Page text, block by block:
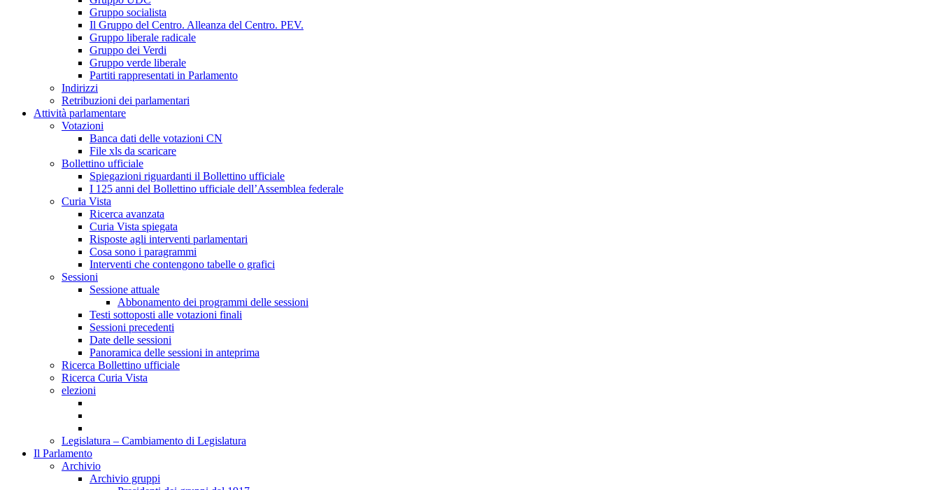
Gruppo socialista
Il Gruppo del Centro. Alleanza del Centro. PEV.
Gruppo liberale radicale
Gruppo dei Verdi
Gruppo verde liberale
Partiti rappresentati in Parlamento
Indirizzi
Retribuzioni dei parlamentari
Attività parlamentare
Votazioni
Banca dati delle votazioni CN
File xls da scaricare
Bollettino ufficiale
Spiegazioni riguardanti il Bollettino ufficiale
I 125 anni del Bollettino ufficiale dell’Assemblea federale
Curia Vista
Ricerca avanzata
Curia Vista spiegata
Risposte agli interventi parlamentari
Cosa sono i paragrammi
Interventi che contengono tabelle o grafici
Sessioni
Sessione attuale
Abbonamento dei programmi delle sessioni
Testi sottoposti alle votazioni finali
Sessioni precedenti
Date delle sessioni
Panoramica delle sessioni in anteprima
Ricerca Bollettino ufficiale
Ricerca Curia Vista
elezioni
Legislatura – Cambiamento di Legislatura
Il Parlamento
Archivio
Archivio gruppi